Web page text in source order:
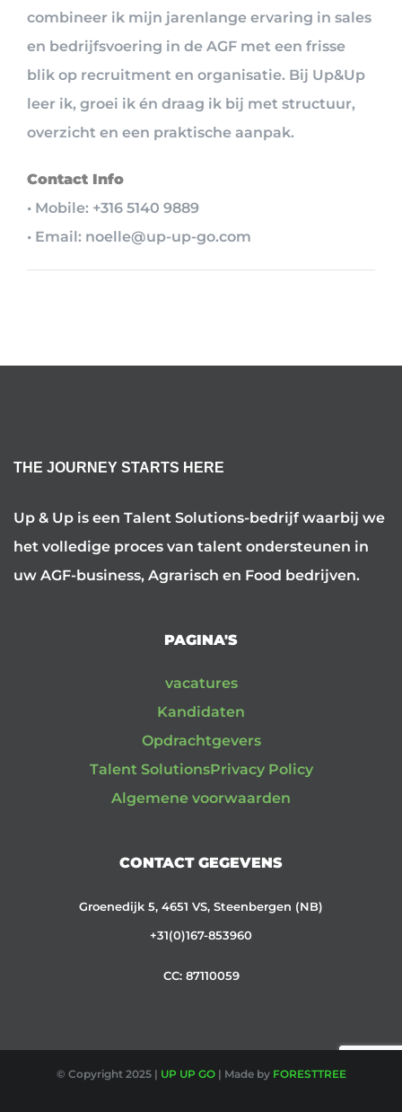
combineer ik mijn jarenlange ervaring in sales
en bedrijfsvoering in de AGF met een frisse
blik op recruitment en organisatie. Bij Up&Up
leer ik, groei ik én draag ik bij met structuur,
overzicht en een praktische aanpak.
Contact Info
• Mobile: +316 5140 9889
• Email: noelle@up-up-go.com
THE JOURNEY STARTS HERE
Up & Up is een Talent Solutions-bedrijf waarbij we
het volledige proces van talent ondersteunen in
uw AGF-business, Agrarisch en Food bedrijven.
PAGINA'S
vacatures
Kandidaten
Opdrachtgevers
Talent SolutionsPrivacy Policy
Algemene voorwaarden
CONTACT GEGEVENS
Groenedijk 5, 4651 VS, Steenbergen (NB)
+31(0)167-853960
CC: 87110059
© Copyright 2025 | UP UP GO| Made by FORESTTREE